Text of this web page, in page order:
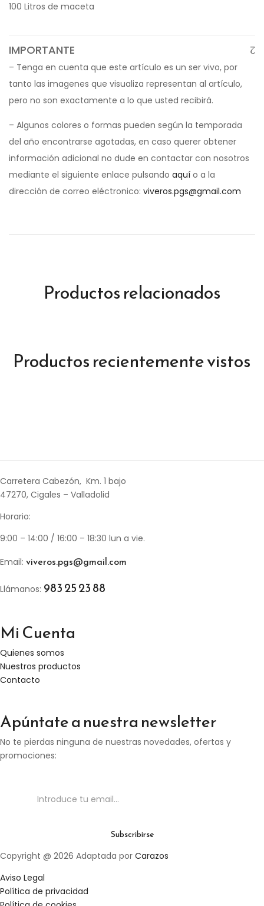
100 Litros de maceta
IMPORTANTE
– Tenga en cuenta que este artículo es un ser vivo, por
tanto las imagenes que visualiza representan al artículo,
pero no son exactamente a lo que usted recibirá.
– Algunos colores o formas pueden según la temporada
del año encontrarse agotadas, en caso querer obtener
información adicional no dude en contactar con nosotros
mediante el siguiente enlace pulsando aquí o a la
dirección de correo eléctronico: viveros.pgs@gmail.com
Productos relacionados
Productos recientemente vistos
Carretera Cabezón, Km. 1 bajo
47270, Cigales – Valladolid
Horario:
9:00 – 14:00 / 16:00 – 18:30 lun a vie.
Email: viveros.pgs@gmail.com
Llámanos: 983 25 23 88
Mi Cuenta
Quienes somos
Nuestros productos
Contacto
Apúntate a nuestra newsletter
No te pierdas ninguna de nuestras novedades, ofertas y
promociones:
Copyright @ 2026 Adaptada por Carazos
Aviso Legal
Política de privacidad